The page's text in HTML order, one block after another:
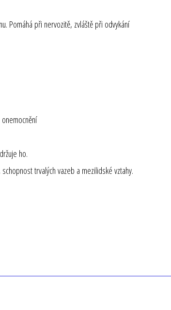
Pomáhá při nervozitě, zvláště při odvykání
ho.
trvalých vazeb a mezilidské vztahy.